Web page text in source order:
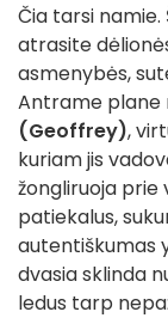
Čia tarsi namie.
atrasite
asmenybės,
Antrame plane
(Geoffrey),
kuriam jis
žongliruoja
patiekalus,
autentiškumas
dvasia sklinda
ledus tarp